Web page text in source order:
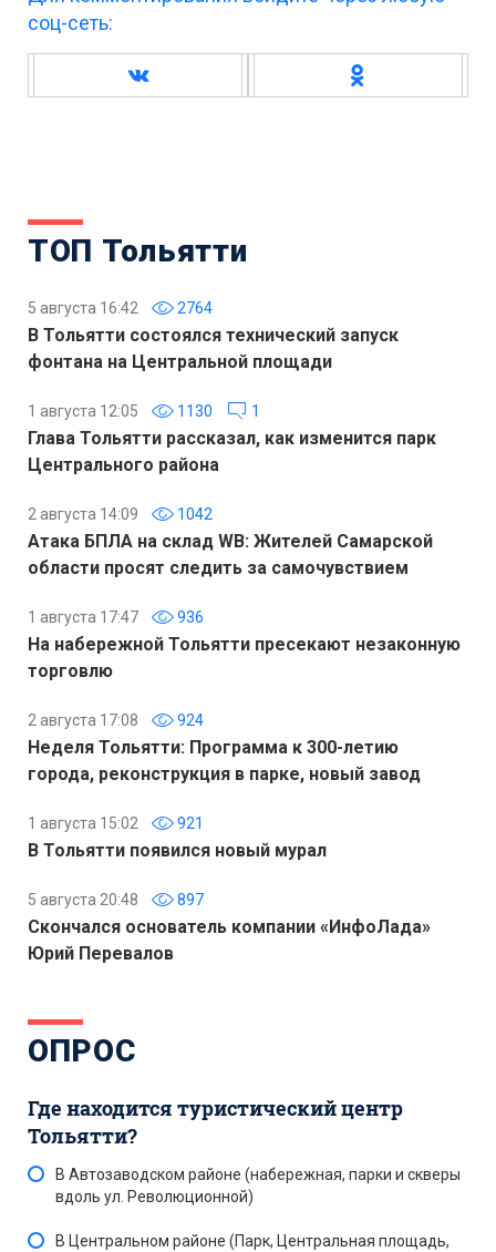
соц-сеть:
ТОП Тольятти
5 августа 16:42 2764
В Тольятти состоялся технический запуск
фонтана на Центральной площади
1 августа 12:05 1130 1
Глава Тольятти рассказал, как изменится парк
Центрального района
2 августа 14:09 1042
Атака БПЛА на склад WB: Жителей Самарской
области просят следить за самочувствием
1 августа 17:47 936
На набережной Тольятти пресекают незаконную
торговлю
2 августа 17:08 924
Неделя Тольятти: Программа к 300-летию
города, реконструкция в парке, новый завод
1 августа 15:02 921
В Тольятти появился новый мурал
5 августа 20:48 897
Скончался основатель компании «ИнфоЛада»
Юрий Перевалов
ОПРОС
Где находится туристический центр
Тольятти?
В Автозаводском районе (набережная, парки и скверы
вдоль ул. Революционной)
В Центральном районе (Парк, Центральная площадь,